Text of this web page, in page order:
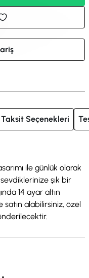
Taksit Seçenekleri
ile günlük olarak
şık bir
14 ayar altın
satın alabilirsiniz, özel